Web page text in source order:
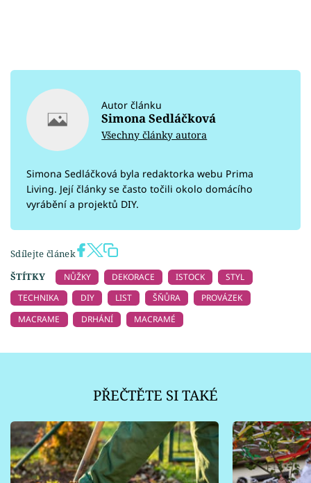
Autor článku
Simona Sedláčková
Všechny články autora
Simona Sedláčková byla redaktorka webu Prima
Living. Její články se často točili okolo domácího
vyrábění a projektů DIY.
Sdílejte článek
ŠTÍTKY
NŮŽKY DEKORACE ISTOCK
STYL
TECHNIKA
DIY LIST ŠŇŮRA
PROVÁZEK
MACRAME
DRHÁNÍ MACRAMÉ
PŘEČTĚTE SI TAKÉ